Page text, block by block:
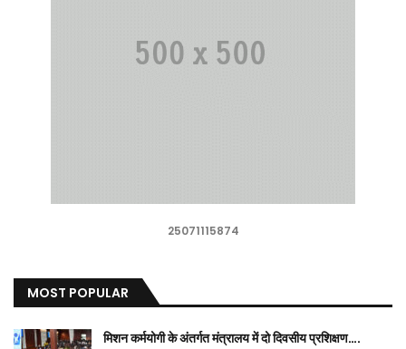
25071115874
MOST POPULAR
मिशन कर्मयोगी के अंतर्गत मंत्रालय में दो दिवसीय प्रशिक्षण….